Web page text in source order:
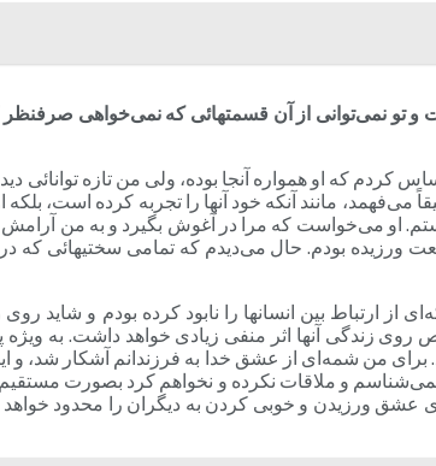
نمی‌توانی از آن قسمتهائی که نمی‌خواهی صرفنظر
کردم که او همواره آنجا بوده، ولی من تازه توانائی
مانند آنکه خود آنها را تجربه کرده است، بلکه
او می‌خواست که مرا در آغوش بگیرد و به من
ورزیده بودم. حال می‌دیدم که تمامی سختیهائی که
ارتباط بین انسانها را نابود کرده بودم و شاید
زندگی آنها اثر منفی زیادی خواهد داشت. به ویژه
من شمه‌ای از عشق خدا به فرزندانم آشکار شد، و
و ملاقات نکرده و نخواهم کرد بصورت مستقیم
عشق ورزیدن و خوبی کردن به دیگران را محدود